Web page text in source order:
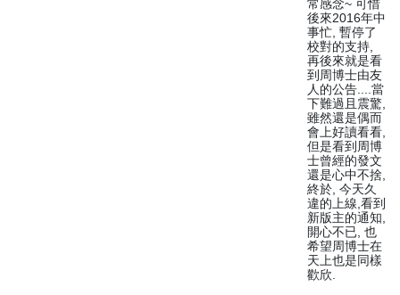
常感念~ 可惜
後來2016年中
事忙, 暫停了
校對的支持,
再後來就是看
到周博士由友
人的公告....當
下難過且震驚,
雖然還是偶而
會上好讀看看,
但是看到周博
士曾經的發文
還是心中不捨,
終於, 今天久
違的上線,看到
新版主的通知,
開心不已, 也
希望周博士在
天上也是同樣
歡欣.